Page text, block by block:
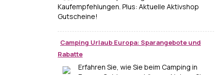
Kaufempfehlungen. Plus: Aktuelle Aktivshop
Gutscheine!
Camping Urlaub Europa: Sparangebote und
Rabatte
Erfahren Sie, wie Sie beim Camping in